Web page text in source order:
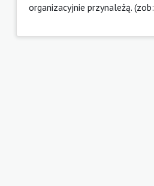
organizacyjnie przynależą. (zob: